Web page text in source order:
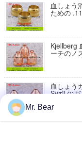
血しょう
ための
Kjellberg
ーチのノ
血しょう
Swril の
Hifocus
Mr. Bear